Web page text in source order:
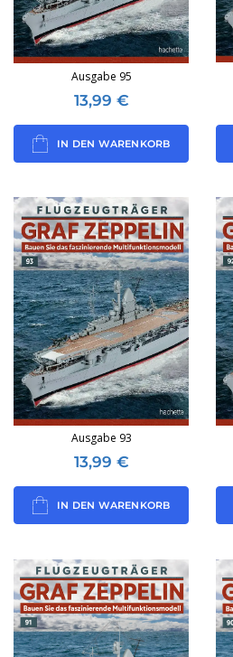
Ausgabe 95
13,99 €
IN DEN WARENKORB
Ausgabe 93
13,99 €
IN DEN WARENKORB